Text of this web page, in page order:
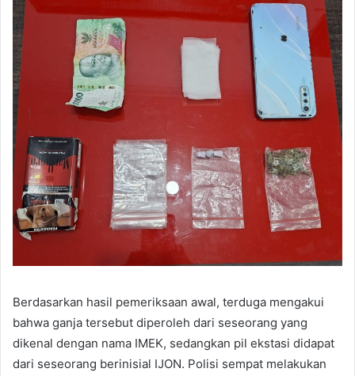
Berdasarkan hasil pemeriksaan awal, terduga mengakui
bahwa ganja tersebut diperoleh dari seseorang yang
dikenal dengan nama IMEK, sedangkan pil ekstasi didapat
dari seseorang berinisial IJON. Polisi sempat melakukan